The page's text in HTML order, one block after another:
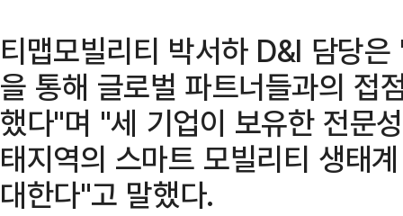
티맵모빌리티 박서하 D&I 담당
을 통해 글로벌 파트너들과의 접
했다"며 "세 기업이 보유한 전문
태지역의 스마트 모빌리티 생태
대한다"고 말했다.